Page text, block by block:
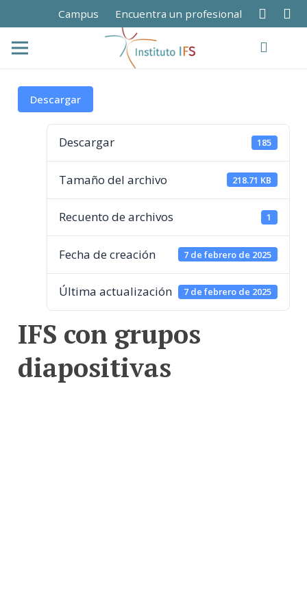
Campus Encuentra un profesional
Descargar
Descargar 185
Tamaño del archivo 218.71 KB
Recuento de archivos 1
Fecha de creación 7 de febrero de 2025
Última actualización 7 de febrero de 2025
IFS con grupos
diapositivas